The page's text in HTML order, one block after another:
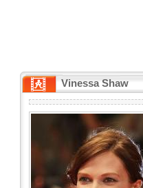
Vinessa Shaw